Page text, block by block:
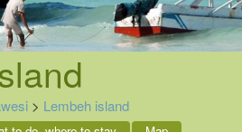
> Lembeh island